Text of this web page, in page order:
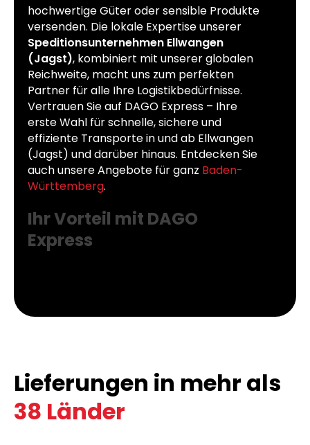
hochwertige Güter oder sensible Produkte
versenden. Die lokale Expertise unserer
Speditionsunternehmen Ellwangen
(Jagst), kombiniert mit unserer globalen
Reichweite, macht uns zum perfekten
Partner für alle Ihre Logistikbedürfnisse.
Vertrauen Sie auf DAGO Express – Ihre
erste Wahl für schnelle, sichere und
effiziente Transporte in und ab Ellwangen
(Jagst) und darüber hinaus. Entdecken Sie
auch unsere Angebote für ganz Baden-
Württemberg.
Ihr Vorteil mit DAGO
Express
Lieferungen in mehr als
38 Länder